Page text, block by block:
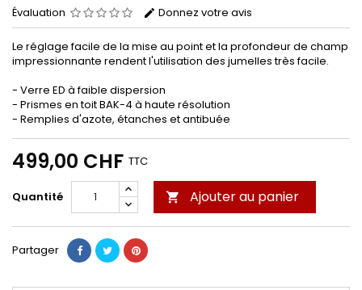
Évaluation Donnez votre avis
Le réglage facile de la mise au point et la profondeur de champ
impressionnante rendent l'utilisation des jumelles très facile.
- Verre ED à faible dispersion
- Prismes en toit BAK-4 à haute résolution
- Remplies d'azote, étanches et antibuée
499,00 CHF TTC
Quantité  Ajouter au panier
Partager